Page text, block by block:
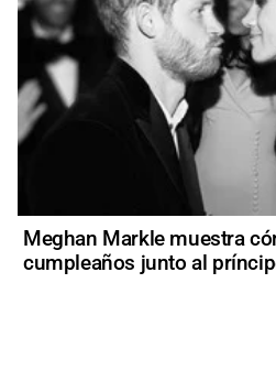
Meghan Markle muestra
cumpleaños junto al